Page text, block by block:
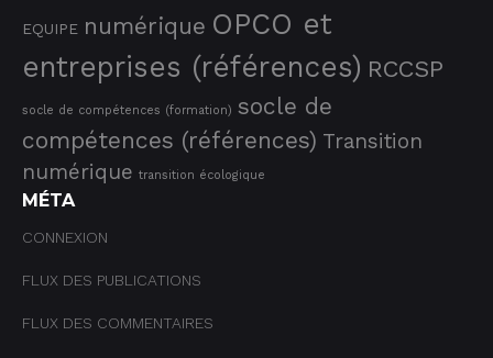
EQUIPE numérique OPCO et
entreprises (références) RCCSP
socle de compétences (formation) socle de
compétences (références) Transition
numérique transition écologique
MÉTA
CONNEXION
FLUX DES PUBLICATIONS
FLUX DES COMMENTAIRES